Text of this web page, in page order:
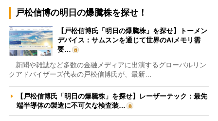
戸松信博の明日の爆騰株を探せ！
【戸松信博氏「明日の爆騰株」を探せ】トーメン
デバイス：サムスンを通じて世界のAIメモリ需
要…
新聞や雑誌など多数の金融メディアに出演するグローバルリン
クアドバイザーズ代表の戸松信博氏が、最新…
【戸松信博氏「明日の爆騰株」を探せ】レーザーテック：最先
端半導体の製造に不可欠な検査装…